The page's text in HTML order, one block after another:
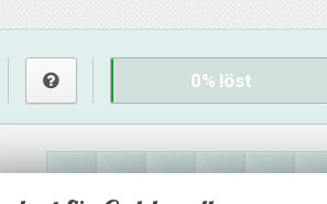
0% löst